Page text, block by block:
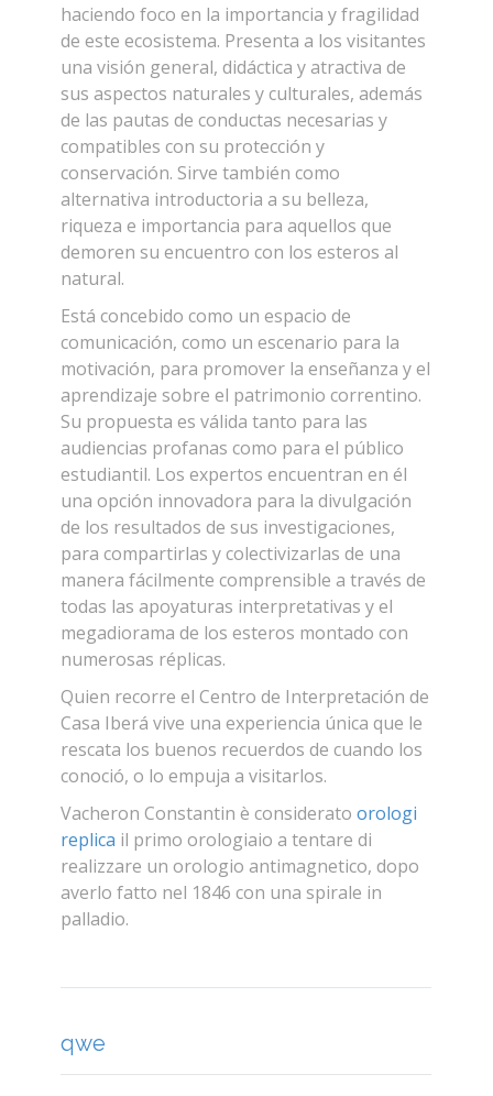
Este ambiente tan particular es foco de
atracción de miles de turistas, amantes de la
naturaleza y científicos que buscan saciar
sus distintas miradas y expectativas en él.
El Centro de Interpretación de Casa Iberá en
la ciudad de Corrientes tiene por objetivo
promover una visita informada y respetuosa
haciendo foco en la importancia y fragilidad
de este ecosistema. Presenta a los visitantes
sus aspectos naturales y culturales, además
de las pautas de conductas necesarias y
compatibles con su protección y
conservación. Sirve también como
alternativa introductoria a su belleza,
riqueza e importancia para aquellos que
demoren su encuentro con los esteros al
natural.
Está concebido como un espacio de
comunicación, como un escenario para la
motivación, para promover la enseñanza y el
aprendizaje sobre el patrimonio correntino.
Su propuesta es válida tanto para las
audiencias profanas como para el público
estudiantil. Los expertos encuentran en él
una opción innovadora para la divulgación
de los resultados de sus investigaciones,
para compartirlas y colectivizarlas de una
manera fácilmente comprensible a través de
todas las apoyaturas interpretativas y el
megadiorama de los esteros montado con
numerosas réplicas.
Quien recorre el Centro de Interpretación de
Vacheron Constantin è considerato
replicail primo orologiaio a tentare di